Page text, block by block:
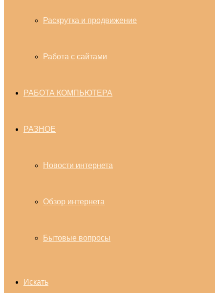
Раскрутка и продвижение
Работа с сайтами
РАБОТА КОМПЬЮТЕРА
РАЗНОЕ
Новости интернета
Обзор интернета
Бытовые вопросы
Искать